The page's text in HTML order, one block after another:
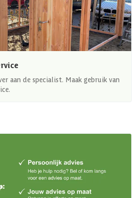
aan de specialist. Maak gebruik van